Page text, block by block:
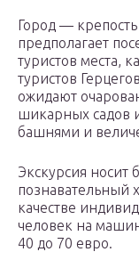
Город —
предполагает
туристов места,
туристов
ожидают
шикарных садов
башнями и
Экскурсия носит
познавательный
качестве
человек на
40 до 70 евро.